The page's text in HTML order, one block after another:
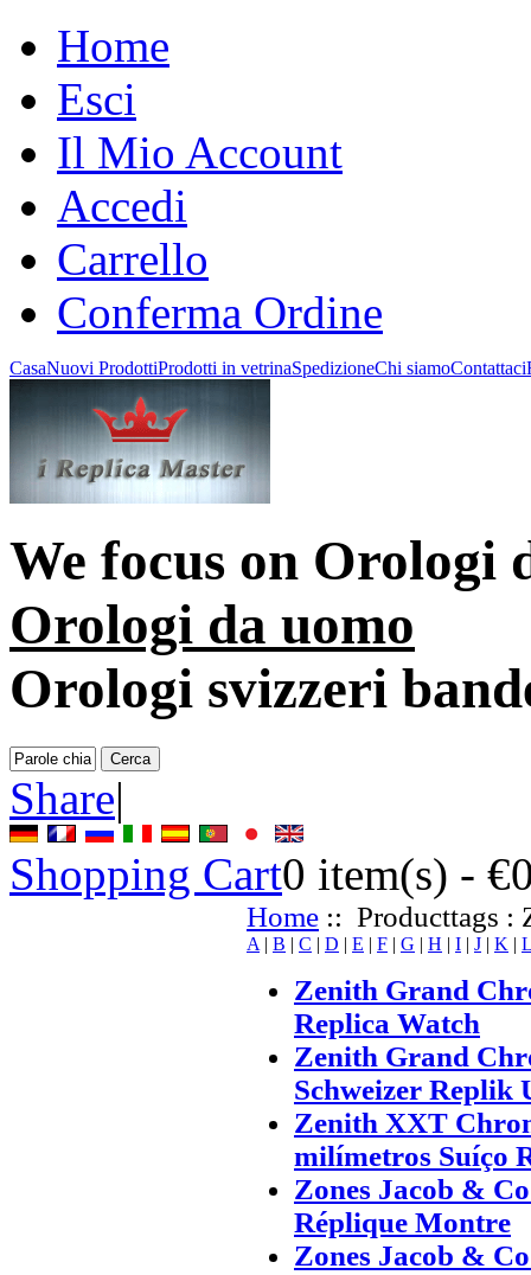
Home
Esci
Il Mio Account
Accedi
Carrello
Conferma Ordine
CasaNuovi ProdottiProdotti in vetrinaSpedizioneChi siamoContattaci
We focus on Orologi
Orologi da uomo
Orologi svizzeri
Share|
Shopping Cart0 item(s) -
Home :: Producttags :
A | B | C | D | E | F | G | H | I | J | K | L
Zenith Grand
Replica Watch
Zenith Grand
Schweizer Replik
Zenith XXT
milímetros Suíço
Zones Jacob &
Réplique Montre
Zones Jacob &